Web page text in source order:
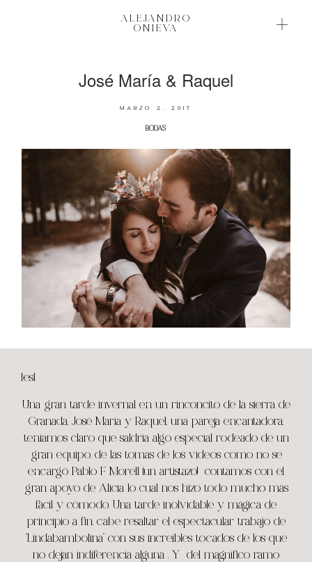
ALEJANDRO
ONIEVA
MARZO 2, 2017
José María & Raquel
BODAS
[:es]
Una gran tarde invernal en un rinconcito de la sierra de
Granada, José María y Raquel, una pareja encantadora,
teníamos claro que saldría algo especial rodeado de un
gran equipo, de las tomas de los vídeos como no se
encargó Pablo F Morell ¡un artistazo! contamos con el
gran apoyo de Alicia lo cual nos hizo todo mucho más
fácil y cómodo. Una tarde inolvidable y mágica de
principio a fin, cabe resaltar el espectacular trabajo de
“Lindabambolina” con sus increíbles tocados de los que
no dejan indiferencia alguna . Y del magnífico ramo
BODAS BONITAS
SOBRE MI